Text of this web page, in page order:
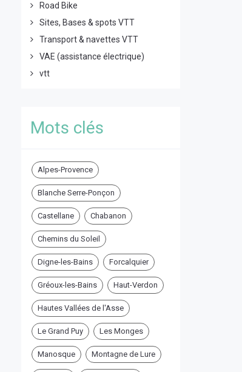
Road Bike
Sites, Bases & spots VTT
Transport & navettes VTT
VAE (assistance électrique)
vtt
Mots clés
Alpes-Provence
Blanche Serre-Ponçon
Castellane Chabanon
Chemins du Soleil
Digne-les-Bains Forcalquier
Gréoux-les-Bains Haut-Verdon
Hautes Vallées de l'Asse
Le Grand Puy Les Monges
Manosque Montagne de Lure